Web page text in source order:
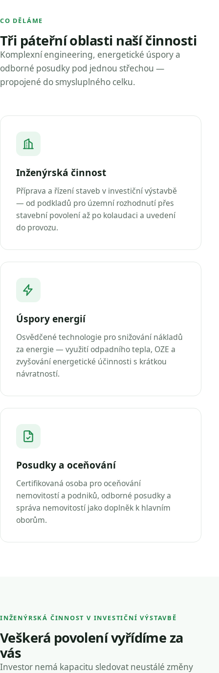
CO DĚLÁME
Tři páteřní oblasti naší činnosti
Komplexní engineering, energetické úspory a
odborné posudky pod jednou střechou —
propojené do smysluplného celku.
Inženýrská činnost
Příprava a řízení staveb v investiční výstavbě
— od podkladů pro územní rozhodnutí přes
stavební povolení až po kolaudaci a uvedení
do provozu.
Úspory energií
Osvědčené technologie pro snižování nákladů
za energie — využití odpadního tepla, OZE a
zvyšování energetické účinnosti s krátkou
návratností.
Posudky a oceňování
Certifikovaná osoba pro oceňování
nemovitostí a podniků, odborné posudky a
správa nemovitostí jako doplněk k hlavním
oborům.
INŽENÝRSKÁ ČINNOST V INVESTIČNÍ VÝSTAVBĚ
Veškerá povolení vyřídíme za
vás
Investor nemá kapacitu sledovat neustálé změny